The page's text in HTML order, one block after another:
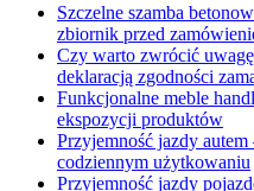
Szczelne szamba
zbiornik przed
Czy warto zwrócić
deklaracją zgodności
Funkcjonalne meble
ekspozycji produktów
Przyjemność jazdy
codziennym użytkowaniu
Przyjemność jazdy